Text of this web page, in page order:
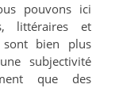
pouvons ici
littéraires et
sont bien plus
subjectivité
que des